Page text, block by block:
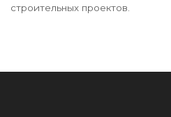
строительных проектов.